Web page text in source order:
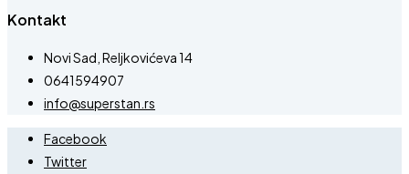
Kontakt
Novi Sad, Reljkovićeva 14
0641594907
info@superstan.rs
Facebook
Twitter